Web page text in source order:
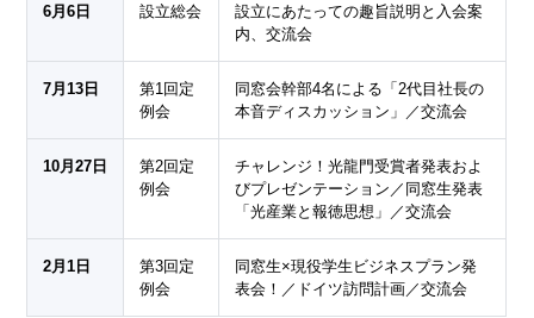
6月6日 設立総会
設立にあたっての趣旨説明と入会案
内、交流会
7月13日
第1回定
例会
同窓会幹部4名による「2代目社長の
本音ディスカッション」／交流会
10月27日
第2回定
例会
チャレンジ！光龍門受賞者発表およ
びプレゼンテーション／同窓生発表
「光産業と報徳思想」／交流会
2月1日
第3回定
例会
同窓生×現役学生ビジネスプラン発
表会！／ドイツ訪問計画／交流会